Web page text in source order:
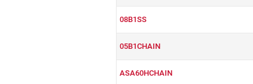
08B1SS
05B1CHAIN
ASA60HCHAIN